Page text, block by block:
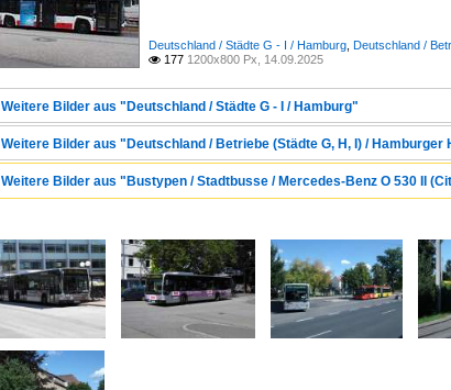
Deutschland / Städte G - I / Hamburg Deutschland /
 177 1200x800 Px, 14.09.2025
Weitere Bilder aus "Deutschland / Städte G - I / Hamburg"
Weitere Bilder aus "Deutschland / Betriebe (Städte G, H, I) / Hamburger
Weitere Bilder aus "Bustypen / Stadtbusse / Mercedes-Benz O 530 II